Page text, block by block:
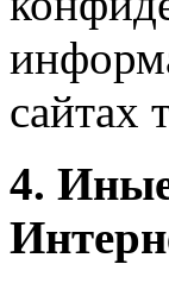
сайтах
4.